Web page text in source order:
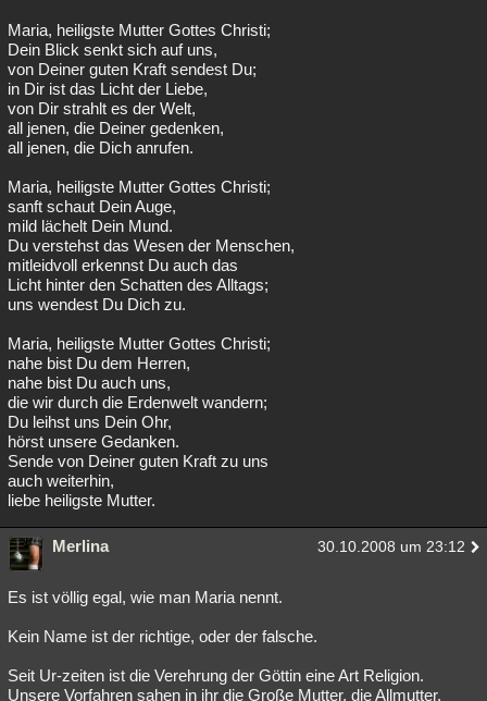
Maria, heiligste Mutter Gottes Christi;
Dein Blick senkt sich auf uns,
von Deiner guten Kraft sendest Du;
in Dir ist das Licht der Liebe,
von Dir strahlt es der Welt,
all jenen, die Deiner gedenken,
all jenen, die Dich anrufen.
Maria, heiligste Mutter Gottes Christi;
sanft schaut Dein Auge,
mild lächelt Dein Mund.
Du verstehst das Wesen der Menschen,
mitleidvoll erkennst Du auch das
Licht hinter den Schatten des Alltags;
uns wendest Du Dich zu.
Maria, heiligste Mutter Gottes Christi;
nahe bist Du dem Herren,
nahe bist Du auch uns,
die wir durch die Erdenwelt wandern;
Du leihst uns Dein Ohr,
hörst unsere Gedanken.
Sende von Deiner guten Kraft zu uns
auch weiterhin,
liebe heiligste Mutter.
Merlina 30.10.2008 um 23:12
Es ist völlig egal, wie man Maria nennt.
Kein Name ist der richtige, oder der falsche.
Seit Ur-zeiten ist die Verehrung der Göttin eine Art Religion.
Unsere Vorfahren sahen in ihr die Große Mutter, die Allmutter.